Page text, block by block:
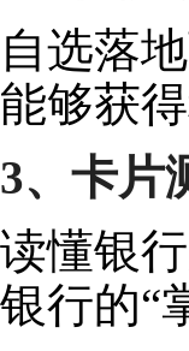
自选落
能够获
3、卡片
读懂银
银行的“